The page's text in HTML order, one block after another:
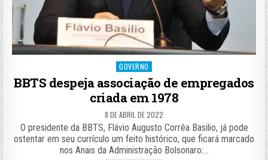
Posted
GOVERNO
BBTS despeja associação de empregados
criada em 1978
8 DE ABRIL DE 2022
O presidente da BBTS, Flávio Augusto Corrêa Basilio, já pode
ostentar em seu currículo um feito histórico, que ficará marcado
nos Anais da Administração Bolsonaro:…